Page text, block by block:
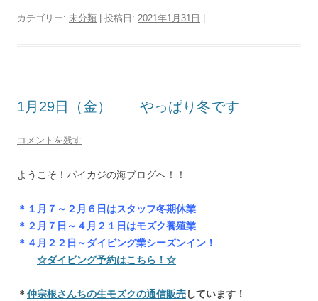
カテゴリー: 未分類 | 投稿日: 2021年1月31日
1月29日（金） やっぱり冬です
コメントを残す
ようこそ！パイカジの海ブログへ！！
＊１月７～２月６日はスタッフ冬期休業
＊２月７日～４月２１日はモズク養殖業
＊４月２２日～ダイビング業シーズンイン！
☆ダイビング予約はこちら！☆
＊仲宗根さんちの生モズクの通信販売しています！